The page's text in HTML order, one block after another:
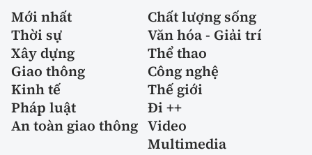
Mới nhất
Chất lượng sống
Thời sự
Văn hóa - Giải trí
Xây dựng
Thể thao
Giao thông
Công nghệ
Kinh tế
Thế giới
Pháp luật
Đi ++
An toàn giao thông Video
Multimedia